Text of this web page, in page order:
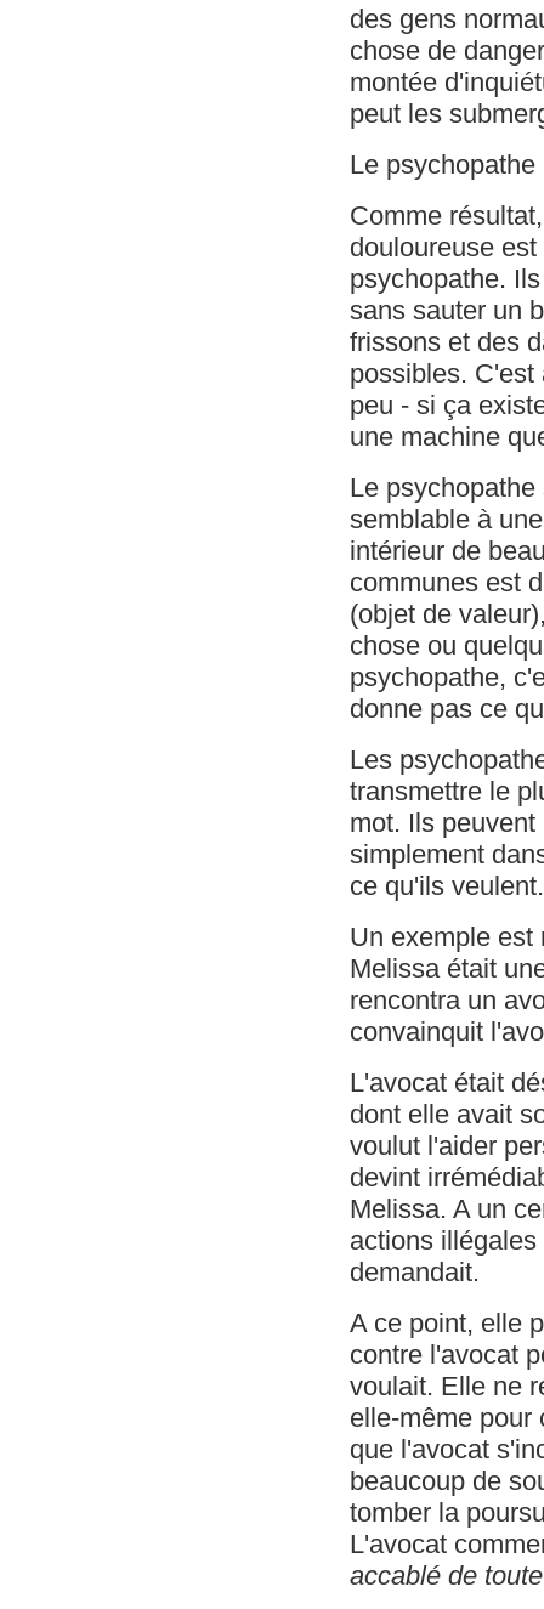
des gens
chose de
montée
peut les
Le
Comme
douloureuse
psychopathe.
sans sauter un
frissons et des
possibles. C'est
peu - si ça
une machine
Le
semblable à
intérieur de
communes est
(objet de
chose ou
psychopathe,
donne pas ce
Les
transmettre le
mot. Ils
simplement
ce qu'ils veulent.
Un exemple est
Melissa était
rencontra un
convainquit
L'avocat était
dont elle avait
voulut l'aider
devint
Melissa. A un
actions
demandait.
A ce point, elle
contre l'avocat
voulait. Elle ne
elle-même pour
que l'avocat
beaucoup de
tomber la
L'avocat
accablé de